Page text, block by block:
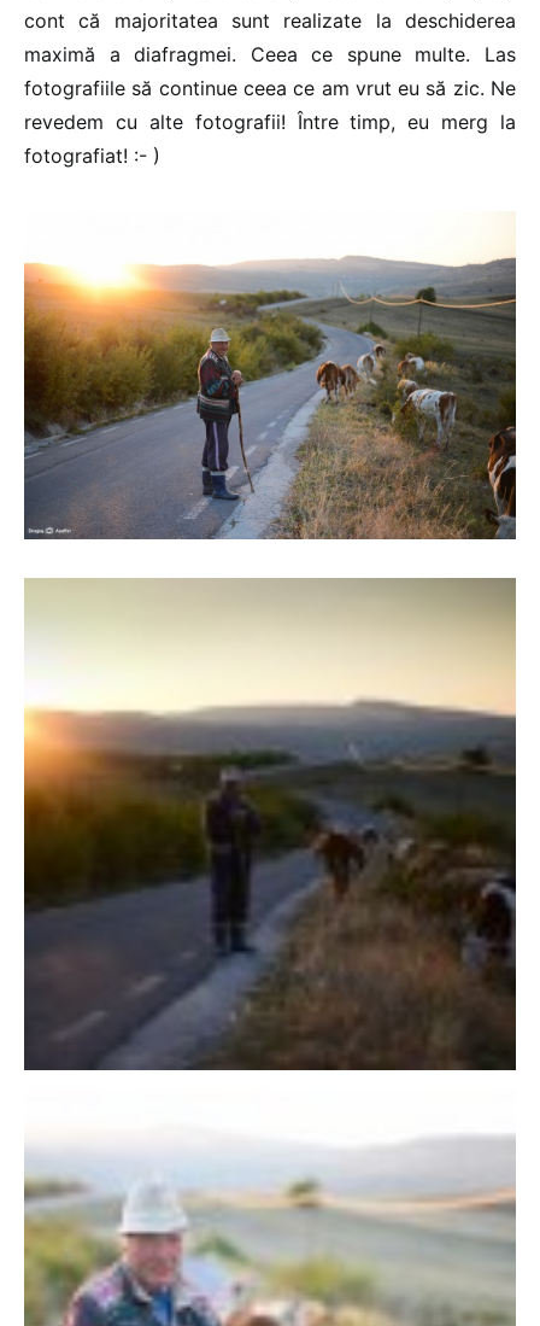
cont că majoritatea sunt realizate la deschiderea
maximă a diafragmei. Ceea ce spune multe. Las
fotografiile să continue ceea ce am vrut eu să zic. Ne
revedem cu alte fotografii! Între timp, eu merg la
fotografiat! :- )